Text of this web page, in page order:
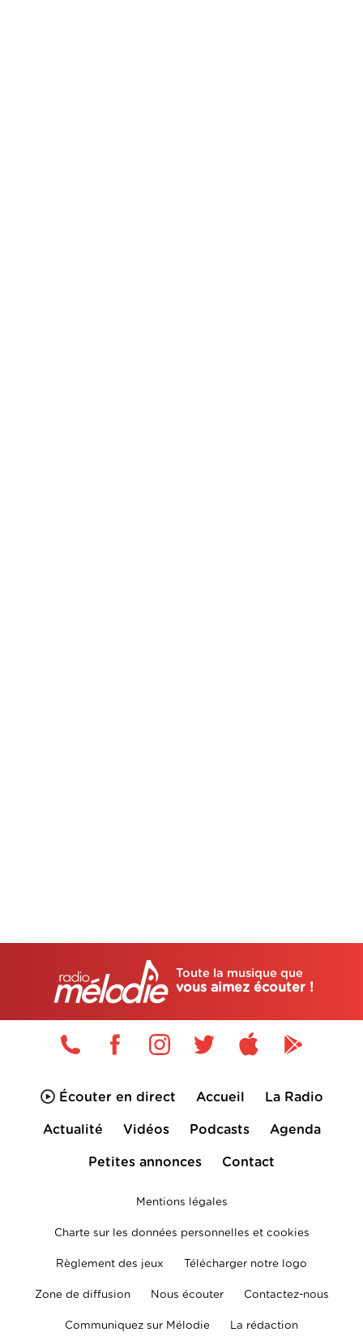
Toute la musique que
vous aimez écouter !
Écouter en direct Accueil La Radio
Actualité Vidéos Podcasts Agenda
Petites annonces Contact
Mentions légales
Charte sur les données personnelles et cookies
Règlement des jeux Télécharger notre logo
Zone de diffusion Nous écouter Contactez-nous
Communiquez sur Mélodie La rédaction